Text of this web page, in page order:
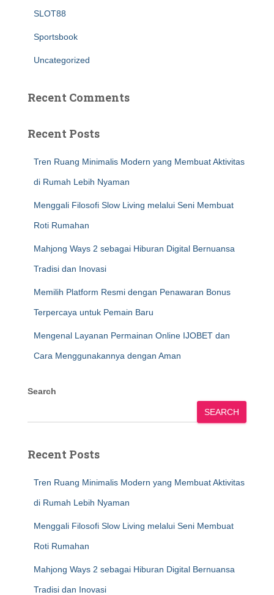
SLOT88
Sportsbook
Uncategorized
Recent Comments
Recent Posts
Tren Ruang Minimalis Modern yang Membuat Aktivitas
di Rumah Lebih Nyaman
Menggali Filosofi Slow Living melalui Seni Membuat
Roti Rumahan
Mahjong Ways 2 sebagai Hiburan Digital Bernuansa
Tradisi dan Inovasi
Memilih Platform Resmi dengan Penawaran Bonus
Terpercaya untuk Pemain Baru
Mengenal Layanan Permainan Online IJOBET dan
Cara Menggunakannya dengan Aman
Search
SEARCH
Recent Posts
Tren Ruang Minimalis Modern yang Membuat Aktivitas
di Rumah Lebih Nyaman
Menggali Filosofi Slow Living melalui Seni Membuat
Roti Rumahan
Mahjong Ways 2 sebagai Hiburan Digital Bernuansa
Tradisi dan Inovasi